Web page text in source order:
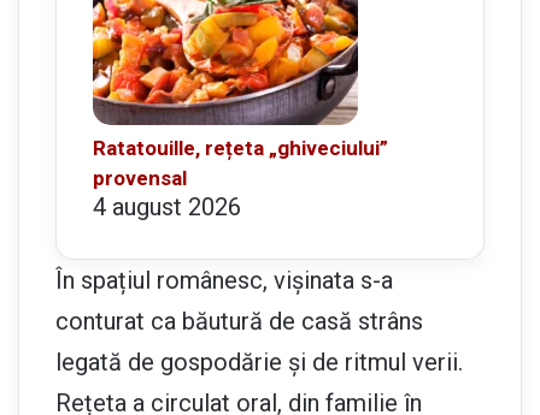
Ratatouille, rețeta „ghiveciului”
provensal
4 august 2026
În spațiul românesc, vișinata s-a
conturat ca băutură de casă strâns
legată de gospodărie și de ritmul verii.
Rețeta a circulat oral, din familie în